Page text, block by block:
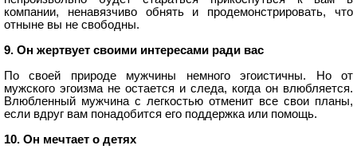
компании, ненавязчиво обнять и продемонстрировать, что
отныне вы не свободны.
9. Он жертвует своими интересами ради вас
По своей природе мужчины немного эгоистичны. Но от
мужского эгоизма не остается и следа, когда он влюбляется.
Влюбленный мужчина с легкостью отменит все свои планы,
если вдруг вам понадобится его поддержка или помощь.
10. Он мечтает о детях